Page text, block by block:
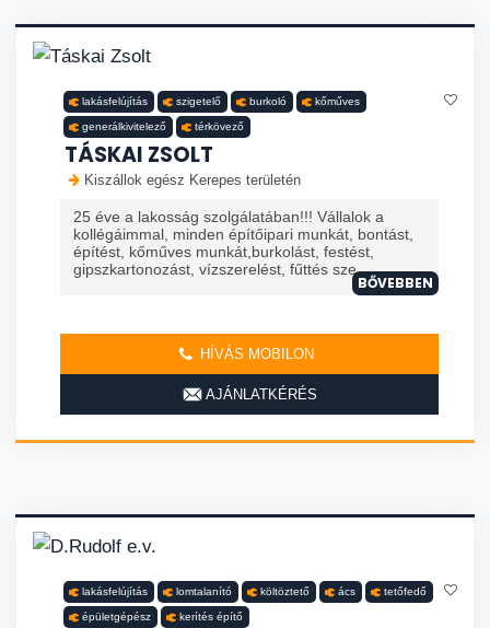
lakásfelújítás szigetelő burkoló kőműves
generálkivitelező térkövező
TÁSKAI ZSOLT
Kiszállok egész Kerepes területén
25 éve a lakosság szolgálatában!!! Vállalok a
kollégáimmal, minden építőipari munkát, bontást,
építést, kőműves munkát,burkolást, festést,
gipszkartonozást, vízszerelést, fűttés sze...
BŐVEBBEN
HÍVÁS MOBILON
AJÁNLATKÉRÉS
lakásfelújítás lomtalanító költöztető ács tetőfedő
épületgépész kerítés építő